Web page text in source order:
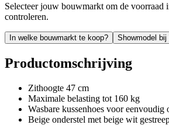
Selecteer jouw bouwmarkt om de voorraad
controleren.
In welke bouwmarkt te koop? Showmodel bij
Productomschrijving
Zithoogte 47 cm
Maximale belasting tot 160 kg
Wasbare kussenhoes voor eenvoudig
Beige onderstel met beige wit